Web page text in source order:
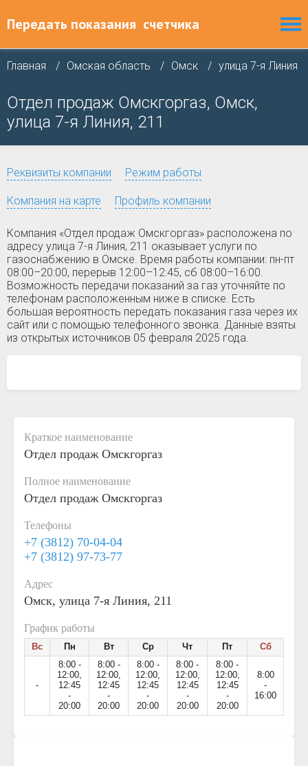
Передать показания счетчика
Главная Омская область Омск улица 7-я Линия
Отдел продаж Омскгоргаз, Омск,
улица 7-я Линия, 211
Реквизиты компании Режим работы
Компания на карте Профиль компании
Компания «Отдел продаж Омскгоргаз» расположена по
адресу улица 7-я Линия, 211 оказывает услуги по
газоснабжению в Омске. Время работы компании: пн-пт
08:00–20:00, перерыв 12:00–12:45, сб 08:00–16:00.
Возможность передачи показаний за газ уточняйте по
телефонам расположенным ниже в списке. Есть
большая вероятность передать показания газа через их
сайт или с помощью телефонного звонка. Данные взяты
из открытых источников 05 февраля 2025 года.
Краткое наименование
Отдел продаж Омскгоргаз
Полное наименование
Отдел продаж Омскгоргаз
Телефоны
+7 (3812) 70-04-04
+7 (3812) 97-73-77
Адрес
Омск, улица 7-я Линия, 211
График работы
Вс Пн Вт Ср Чт Пт Сб
-
8:00 -
12:00,
12:45
-
20:00
8:00 -
12:00,
12:45
-
20:00
8:00 -
12:00,
12:45
-
20:00
8:00 -
12:00,
12:45
-
20:00
8:00 -
12:00,
12:45
-
20:00
8:00
-
16:00